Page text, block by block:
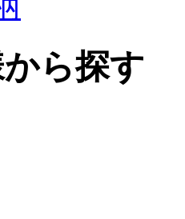
ら探す